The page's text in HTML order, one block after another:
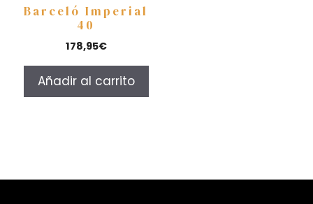
Barceló Imperial
40
178,95€
Añadir al carrito